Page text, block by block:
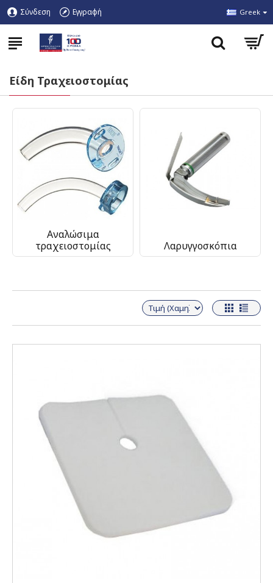
Σύνδεση Εγγραφή Greek
Είδη Τραχειοστομίας
Αναλώσιμα
τραχειοστομίας
Λαρυγγοσκόπια